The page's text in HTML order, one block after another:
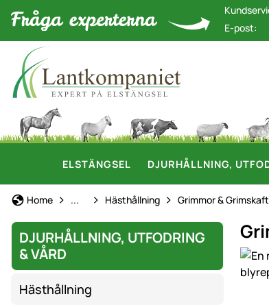
E-post:
ELSTÄNGSEL DJURHÅLLNING,
Home Djurhållning, Utfodring & Vård
... Hästhållning Grimmor & Grimskaft
DJURHÅLLNING, UTFODRING
& VÅRD
Hästhållning